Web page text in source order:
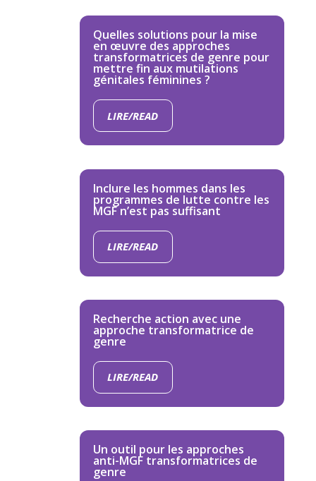
Quelles solutions pour la mise
en œuvre des approches
transformatrices de genre pour
mettre fin aux mutilations
génitales féminines ?
LIRE/READ
Inclure les hommes dans les
programmes de lutte contre les
MGF n’est pas suffisant
LIRE/READ
Recherche action avec une
approche transformatrice de
genre
LIRE/READ
Un outil pour les approches
anti-MGF transformatrices de
genre